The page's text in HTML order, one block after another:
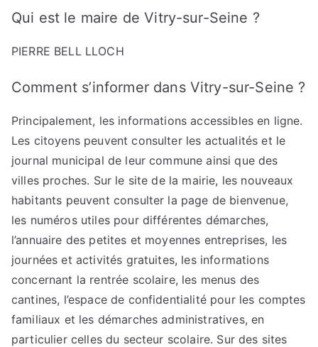
Qui est le maire de Vitry-sur-Seine ?
PIERRE BELL LLOCH
Comment s’informer dans Vitry-sur-Seine ?
Principalement, les informations accessibles en ligne.
Les citoyens peuvent consulter les actualités et le
journal municipal de leur commune ainsi que des
villes proches. Sur le site de la mairie, les nouveaux
habitants peuvent consulter la page de bienvenue,
les numéros utiles pour différentes démarches,
l’annuaire des petites et moyennes entreprises, les
journées et activités gratuites, les informations
concernant la rentrée scolaire, les menus des
cantines, l’espace de confidentialité pour les comptes
familiaux et les démarches administratives, en
particulier celles du secteur scolaire. Sur des sites